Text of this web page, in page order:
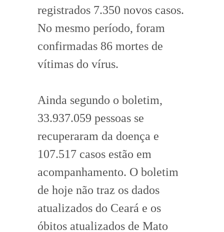
registrados 7.350 novos casos.
No mesmo período, foram
confirmadas 86 mortes de
vítimas do vírus.
Ainda segundo o boletim,
33.937.059 pessoas se
recuperaram da doença e
107.517 casos estão em
acompanhamento. O boletim
de hoje não traz os dados
atualizados do Ceará e os
óbitos atualizados de Mato